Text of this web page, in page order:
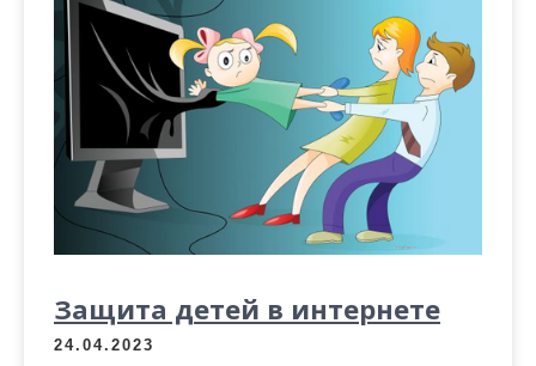
Защита детей в интернете
24.04.2023